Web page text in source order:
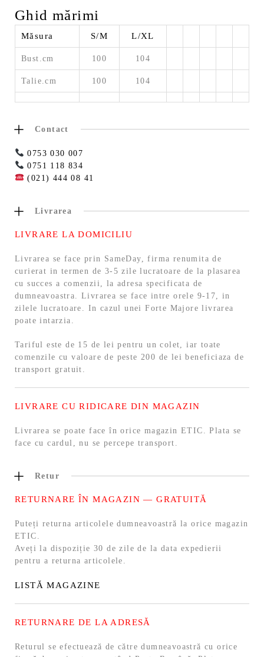
Ghid mărimi
Măsura S/M L/XL
Bust.cm 100 104
Talie.cm 100 104
Contact
0753 030 007
0751 118 834
(021) 444 08 41
Livrarea
LIVRARE LA DOMICILIU
Livrarea se face prin SameDay, firma renumita de
curierat in termen de 3-5 zile lucratoare de la plasarea
cu succes a comenzii, la adresa specificata de
dumneavoastra. Livrarea se face intre orele 9-17, in
zilele lucratoare. In cazul unei Forte Majore livrarea
poate intarzia.
Tariful este de 15 de lei pentru un colet, iar toate
comenzile cu valoare de peste 200 de lei beneficiaza de
transport gratuit.
LIVRARE CU RIDICARE DIN MAGAZIN
Livrarea se poate face în orice magazin ETIC. Plata se
face cu cardul, nu se percepe transport.
Retur
RETURNARE ÎN MAGAZIN — GRATUITĂ
Puteți returna articolele dumneavoastră la orice magazin
ETIC.
Aveți la dispoziție 30 de zile de la data expedierii
pentru a returna articolele.
LISTĂ MAGAZINE
RETURNARE DE LA ADRESĂ
Returul se efectuează de către dumneavoastră cu orice